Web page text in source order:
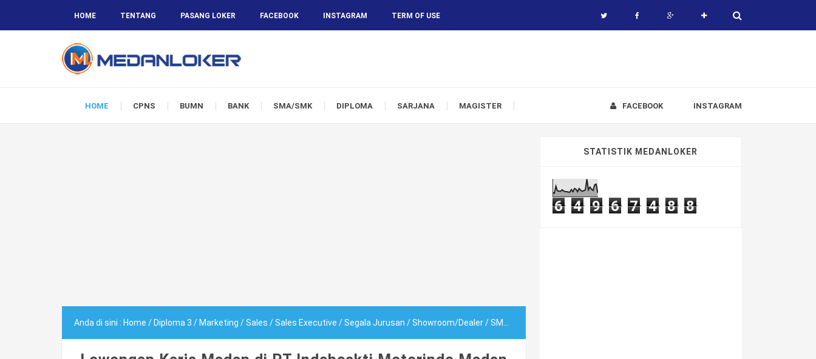
HOME TENTANG PASANG LOKER FACEBOOK INSTAGRAM TERM OF USE
HOME CPNS BUMN BANK SMA/SMK DIPLOMA SARJANA MAGISTER INSTAGRAM
FACEBOOK
Anda di sini : Home / Diploma 3 / Marketing /Sales /Sales Executive /Segala Jurusan /Showroom/Dealer/SMA/SMK
STATISTIK MEDANLOKER
6 4 9 6 7 4 8 8